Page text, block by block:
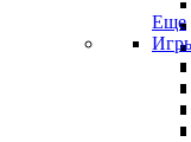
Еще